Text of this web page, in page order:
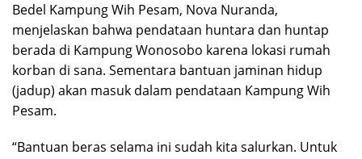
Bedel Kampung Wih Pesam, Nova Nuranda,
menjelaskan bahwa pendataan huntara dan huntap
berada di Kampung Wonosobo karena lokasi rumah
korban di sana. Sementara bantuan jaminan hidup
(jadup) akan masuk dalam pendataan Kampung Wih
Pesam.
“Bantuan beras selama ini sudah kita salurkan. Untuk